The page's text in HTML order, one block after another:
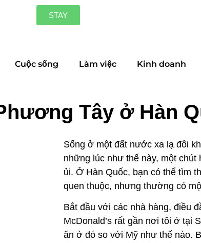
STAY
Cuộc sống Làm việc Kinh doanh
Tây ở Hàn
Sống ở một đất nước xa lạ đôi
những lúc như thế này, một
ủi. Ở Hàn Quốc, bạn có thể tìm
quen thuộc, nhưng thường có
Bắt đầu với các nhà hàng, điều
McDonald’s rất gần nơi tôi ở tại
ăn ở đó so với Mỹ như thế nào.